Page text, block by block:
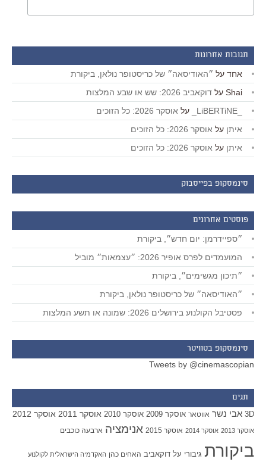
תגובות אחרונות
אחד על ״האודיסאה״ של כריסטופר נולאן, ביקורת
Shai על דוקאביב 2026: שש או שבע המלצות
על אוסקר 2026: כל הזוכים
איתן על אוסקר 2026: כל הזוכים
איתן על אוסקר 2026: כל הזוכים
סינמסקופ בפייסבוק
פוסטים אחרונים
״ספיידרמן: יום חדש״, ביקורת
המועמדים לפרס אופיר 2026: ״עצמאות״ מוביל
״תיכון מגשימים״, ביקורת
״האודיסאה״ של כריסטופר נולאן, ביקורת
פסטיבל הקולנוע בירושלים 2026: שמונה או תשע המלצות
סינמסקופ בטוויטר
Tweets by @cinemascopian
תגים
3D אבי נשר אווטאר אוסקר 2009 אוסקר 2010 אוסקר 2011 אוסקר 2012
אוסקר 2013 אוסקר 2014 אוסקר 2015 אנימציה ארבעה כוכבים
ביקורת גיבורי על דוקאביב האחים כהן האקדמיה הישראלית לקולנוע